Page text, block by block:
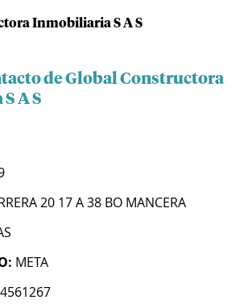
Inmobiliaria S A S
de Global Constructora
A S
20 17 A 38 BO MANCERA
META